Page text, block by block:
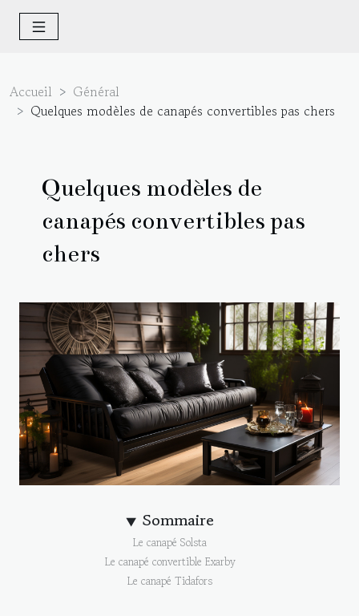
Accueil
Général
Quelques modèles de canapés convertibles pas chers
Quelques modèles de
canapés convertibles pas
chers
Sommaire
Le canapé Solsta
Le canapé convertible Exarby
Le canapé Tidafors